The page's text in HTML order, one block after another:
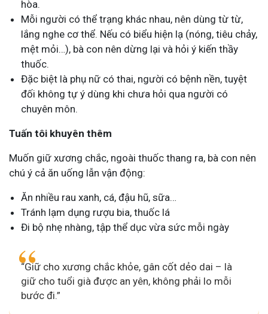
hòa.
Mỗi người có thể trạng khác nhau, nên dùng từ từ,
lắng nghe cơ thể. Nếu có biểu hiện lạ (nóng, tiêu chảy,
mệt mỏi…), bà con nên dừng lại và hỏi ý kiến thầy
thuốc.
Đặc biệt là phụ nữ có thai, người có bệnh nền, tuyệt
đối không tự ý dùng khi chưa hỏi qua người có
chuyên môn.
Tuấn tôi khuyên thêm
Muốn giữ xương chắc, ngoài thuốc thang ra, bà con nên
chú ý cả ăn uống lẫn vận động:
Ăn nhiều rau xanh, cá, đậu hũ, sữa…
Tránh lạm dụng rượu bia, thuốc lá
Đi bộ nhẹ nhàng, tập thể dục vừa sức mỗi ngày
“Giữ cho xương chắc khỏe, gân cốt dẻo dai – là
giữ cho tuổi già được an yên, không phải lo mỗi
bước đi.”